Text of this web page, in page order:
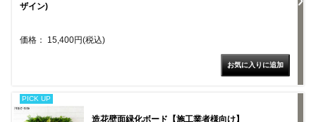
ザイン)
価格： 15,400円(税込)
PICK UP
造花壁面緑化ボード【施工業者様向け】